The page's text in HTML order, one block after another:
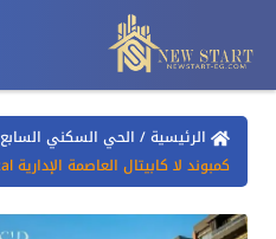
الرئيسية/ الحي السكني السابع R7 العاصمة الادارية الجديدة
كمبوند لا كابيتال العاصمة الإدارية La Capitale New Capital